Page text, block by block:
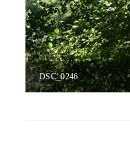
DSC_0246